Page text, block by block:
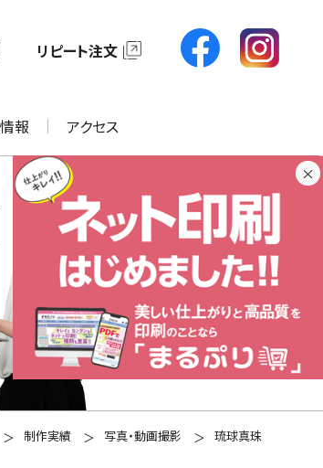
リピート注文
報 アクセス
制作実績 写真・動画撮影 琉球真珠
×